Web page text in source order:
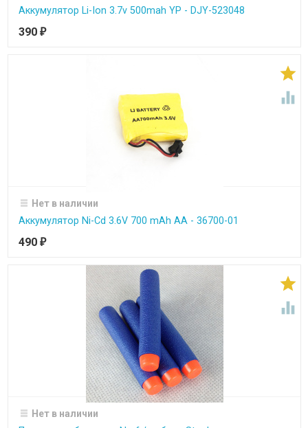
Аккумулятор Li-Ion 3.7v 500mah YP - DJY-523048
390 ₽


Нет в наличии
Аккумулятор Ni-Cd 3.6V 700 mAh AA - 36700-01
490 ₽


Нет в наличии